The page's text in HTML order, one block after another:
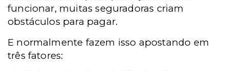
funcionar, muitas seguradoras criam
obstáculos para pagar.
E normalmente fazem isso apostando em
três fatores: